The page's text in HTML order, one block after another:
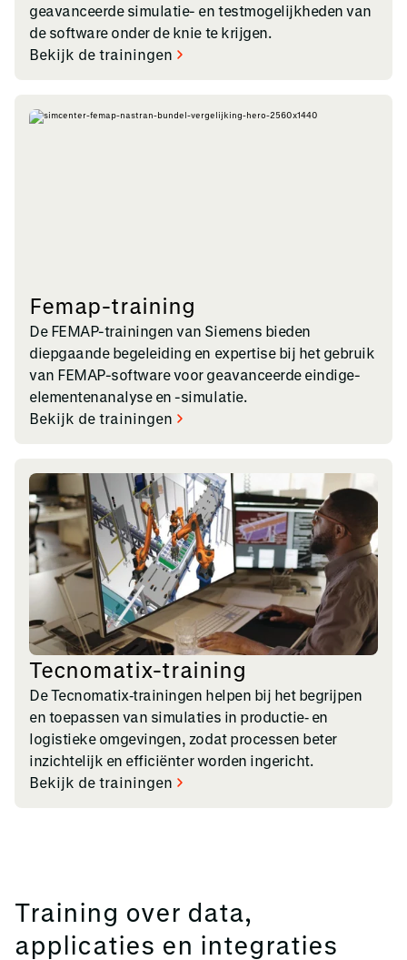
geavanceerde simulatie- en testmogelijkheden van
de software onder de knie te krijgen.
Bekijk de trainingen
Femap-training
De FEMAP-trainingen van Siemens bieden
diepgaande begeleiding en expertise bij het gebruik
van FEMAP-software voor geavanceerde eindige-
elementenanalyse en -simulatie.
Bekijk de trainingen
Tecnomatix-training
De Tecnomatix‑trainingen helpen bij het begrijpen
en toepassen van simulaties in productie‑ en
logistieke omgevingen, zodat processen beter
inzichtelijk en efficiënter worden ingericht.
Bekijk de trainingen
Training over data,
applicaties en integraties